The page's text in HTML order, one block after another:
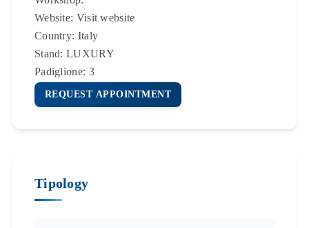
Website: Visit website
Country: Italy
Stand: LUXURY
Padiglione: 3
REQUEST APPOINTMENT
Tipology